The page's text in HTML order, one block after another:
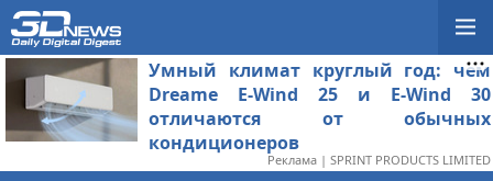
Умный климат круглый год: чем
Dreame E-Wind 25 и E-Wind 30
отличаются от обычных
кондиционеров
Реклама | SPRINT PRODUCTS LIMITED